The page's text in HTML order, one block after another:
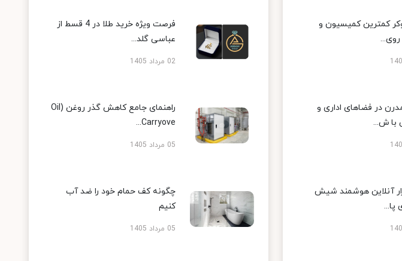
کمترین کمیسیون و
روی...
در فضاهای اداری و
با ش...
آنلاین هوشمند شیش
پا...
فرصت ویژه خرید طلا در 4 قسط از
عباسی گلد...
02 مرداد 1405
راهنمای جامع کاهش گذر روغن (Oil
Carryove...
05 مرداد 1405
چگونه کف حمام خود را ضد آب
کنیم
05 مرداد 1405